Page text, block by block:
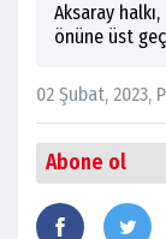
Aksaray
önüne üst
02 Şubat, 2023,
Abone ol